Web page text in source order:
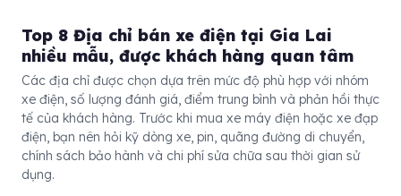
Top 8 Địa chỉ bán xe điện tại Gia Lai
nhiều mẫu, được khách hàng quan tâm
Các địa chỉ được chọn dựa trên mức độ phù hợp với nhóm
xe điện, số lượng đánh giá, điểm trung bình và phản hồi thực
tế của khách hàng. Trước khi mua xe máy điện hoặc xe đạp
điện, bạn nên hỏi kỹ dòng xe, pin, quãng đường di chuyển,
chính sách bảo hành và chi phí sửa chữa sau thời gian sử
dụng.